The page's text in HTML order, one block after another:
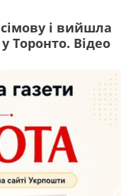
і вийшла
Торонто. Відео